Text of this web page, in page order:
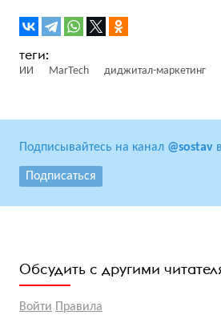
ИИ MarTech диджитал-маркетинг
Подписывайтесь на канал @sostav
Подписаться
Обсудить с другими
Войти Правила